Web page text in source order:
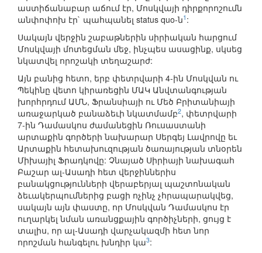
աստիճանաբար աճում էր, Մոսկվայի դիրքորոշումն
անփոփոխ էր` պահպանել status quo-ն1 :
Սակայն վերջին շաբաթներին սիրիական հարցում
Մոսկվայի մոտեցման մեջ, ինչպես ասացինք, սկսեց
նկատվել որոշակի տեղաշարժ:
Այն բանից հետո, երբ փետրվարի 4-ին Մոսկվան ու
Պեկինը վետո կիրառեցին ՄԱԿ Անվտանգության
խորհրդում ԱՄՆ, Ֆրանսիայի ու Մեծ Բրիտանիայի
առաջարկած բանաձեւի նկատմամբ2, փետրվարի
7-ին Դամասկոս ժամանեցին Ռուսաստանի
արտաքին գործերի նախարար Սերգեյ Լավրովը եւ
Արտաքին հետախուզության ծառայության տնօրեն
Միխայիլ Ֆրադկովը: Չնայած Սիրիայի նախագահ
Բաշար ալ-Ասադի հետ վերջիններիս
բանակցությունների վերաբերյալ պաշտոնական
ձեւակերպումներից բացի ոչինչ չհրապարակվեց,
սակայն այն փաստը, որ Մոսկվան Դամասկոս էր
ուղարկել նման առանցքային գործիչների, ցույց է
տալիս, որ ալ-Ասադի վարչակազմի հետ նոր
որոշման հանգելու խնդիր կա3: